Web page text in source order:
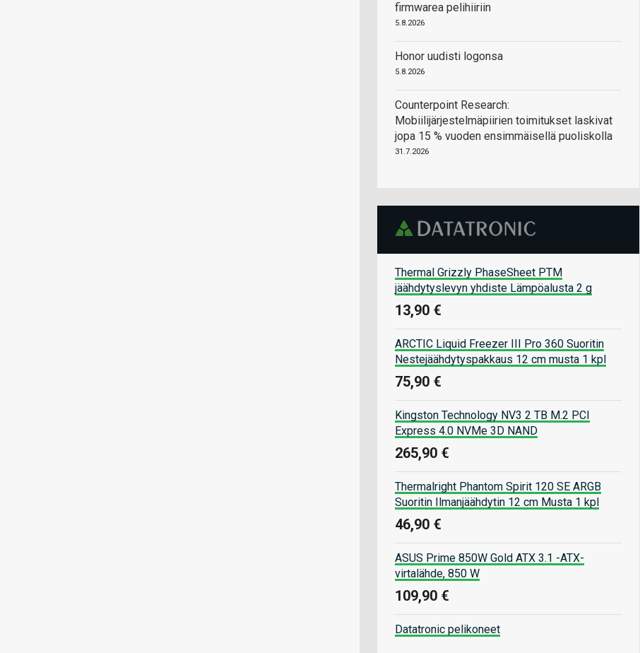
firmwarea pelihiiriin
5.8.2026
Honor uudisti logonsa
5.8.2026
Counterpoint Research:
Mobiilijärjestelmäpiirien toimitukset laskivat
jopa 15 % vuoden ensimmäisellä puoliskolla
31.7.2026
Thermal Grizzly PhaseSheet PTM
jäähdytyslevyn yhdiste Lämpöalusta 2 g
13,90 €
ARCTIC Liquid Freezer III Pro 360 Suoritin
Nestejäähdytyspakkaus 12 cm musta 1 kpl
75,90 €
Kingston Technology NV3 2 TB M.2 PCI
Express 4.0 NVMe 3D NAND
265,90 €
Thermalright Phantom Spirit 120 SE ARGB
Suoritin Ilmanjäähdytin 12 cm Musta 1 kpl
46,90 €
ASUS Prime 850W Gold ATX 3.1 -ATX-
virtalähde, 850 W
109,90 €
Datatronic pelikoneet